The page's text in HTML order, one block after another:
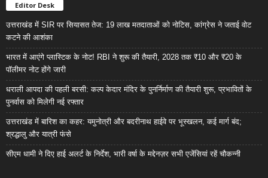
Editor Desk
उत्तराखंड में SIR पर सियासत तेज: 19 लाख मतदाताओं को नोटिस, कांग्रेस ने जताई वोट
कटने की आशंका
भारत में आएंगे प्लास्टिक के नोट! RBI ने शुरू की तैयारी, 2028 तक ₹10 और ₹20 के
पॉलीमर नोट होंगे जारी
धराली आपदा की पहली बरसी: कल्प केदार मंदिर के पुनर्निर्माण की तैयारी शुरू, प्रभावितों के
पुनर्वास को मिलेगी नई रफ्तार
उत्तराखंड में बारिश का कहर: यमुनोत्री और बदरीनाथ हाईवे पर भूस्खलन, कई मार्ग बंद;
श्रद्धालु और यात्री फंसे
सीएम धामी ने दिए हाई अलर्ट के निर्देश, भारी वर्षा के मद्देनज़र सभी एजेंसियां रहें चौकन्नी